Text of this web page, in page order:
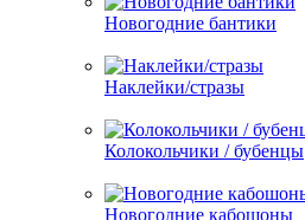
Новогодние бантики
Наклейки/стразы
Колокольчики / бубенцы
Новогодние кабошоны